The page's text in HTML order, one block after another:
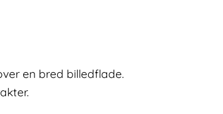
en bred billedflade.